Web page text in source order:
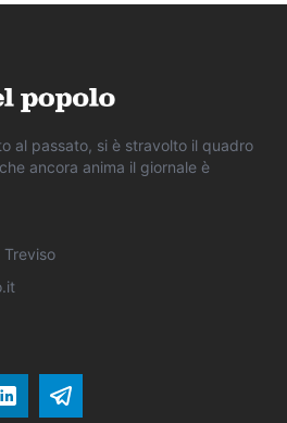
al passato, si è stravolto il quadro
ancora anima il giornale è
Treviso